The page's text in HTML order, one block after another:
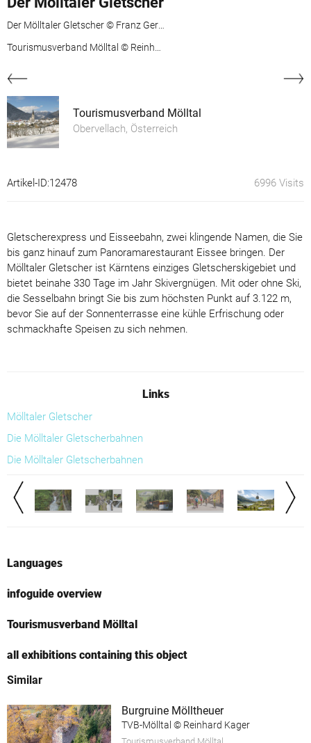
Tourismusverband Mölltal
Obervellach, Österreich
Artikel-ID:12478 6996 Visits
Gletscherexpress und Eisseebahn, zwei klingende Namen, die Sie
bis ganz hinauf zum Panoramarestaurant Eissee bringen. Der
Mölltaler Gletscher ist Kärntens einziges Gletscherskigebiet und
bietet beinahe 330 Tage im Jahr Skivergnügen. Mit oder ohne Ski,
die Sesselbahn bringt Sie bis zum höchsten Punkt auf 3.122 m,
bevor Sie auf der Sonnenterrasse eine kühle Erfrischung oder
schmackhafte Speisen zu sich nehmen.
Links
Mölltaler Gletscher
Die Mölltaler Gletscherbahnen
Die Mölltaler Gletscherbahnen
Languages
infoguide overview
Tourismusverband Mölltal
all exhibitions containing this object
Similar
Burgruine Mölltheuer
TVB-Mölltal © Reinhard Kager